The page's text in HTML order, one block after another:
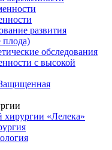
развития
плода)
обследования
с высокой
хирургии «Лелека»